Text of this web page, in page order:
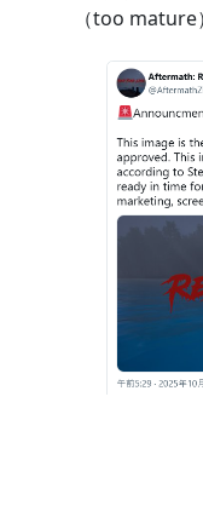
（too mature